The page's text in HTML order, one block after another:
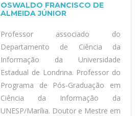
OSWALDO FRANCISCO DE
ALMEIDA JÚNIOR
Professor associado do
Departamento de Ciência da
Informação da Universidade
Estadual de Londrina. Professor do
Programa de Pós-Graduação em
Ciência da Informação da
UNESP/Marília. Doutor e Mestre em